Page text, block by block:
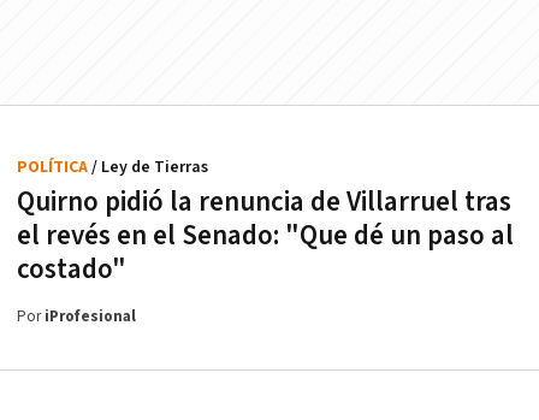
Quirno pidió la renuncia de Villarruel tras
el revés en el Senado: "Que dé un paso al
costado"
POLÍTICA/ Ley de Tierras
PoriProfesional